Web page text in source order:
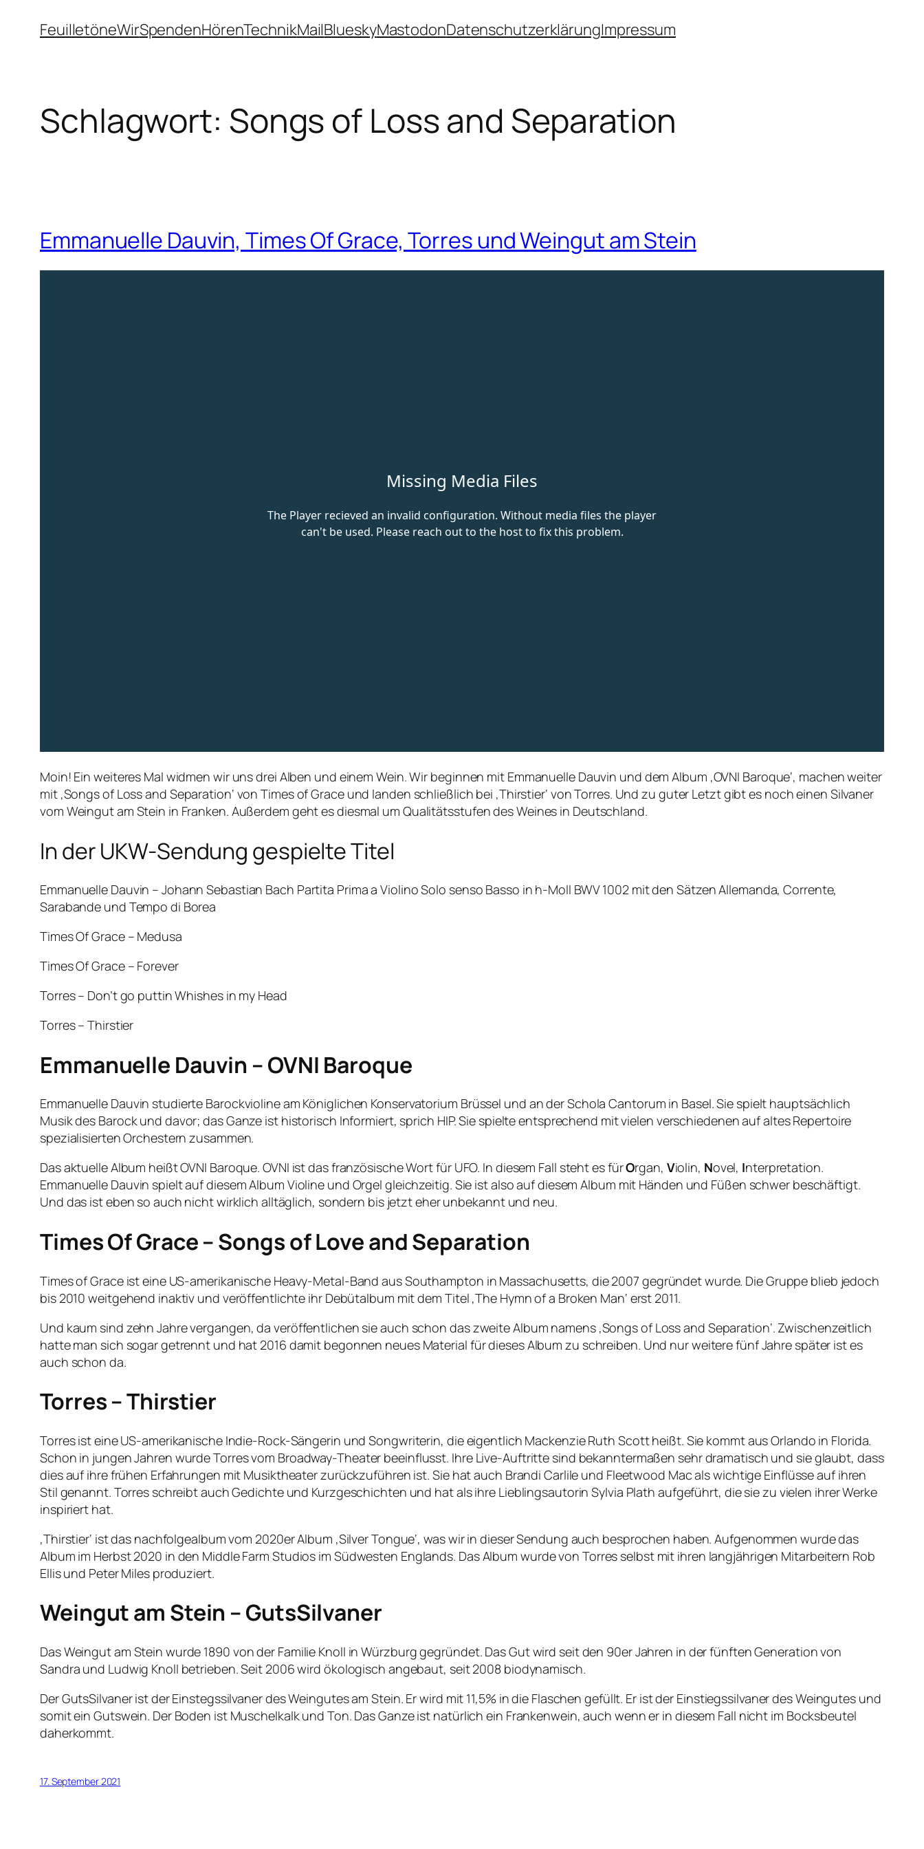
InhaltFeuilletöneWirSpendenHörenTechnikMailBlueskyMastodonDatenschutzerklärungImpressum
Schlagwort: Songs of Loss and Separation
Emmanuelle Dauvin, Times Of Grace, Torres und Weingut am Stein
Moin! Ein weiteres Mal widmen wir uns drei Alben und einem Wein. Wir beginnen mit Emmanuelle Dauvin und dem Album ‚OVNI Baroque‘, machen weiter
mit ‚Songs of Loss and Separation‘ von Times of Grace und landen schließlich bei ‚Thirstier‘ von Torres. Und zu guter Letzt gibt es noch einen Silvaner
vom Weingut am Stein in Franken. Außerdem geht es diesmal um Qualitätsstufen des Weines in Deutschland.
In der UKW-Sendung gespielte Titel
Emmanuelle Dauvin – Johann Sebastian Bach Partita Prima a Violino Solo senso Basso in h-Moll BWV 1002 mit den Sätzen Allemanda, Corrente,
Sarabande und Tempo di Borea
Times Of Grace – Medusa
Times Of Grace – Forever
Torres – Don’t go puttin Whishes in my Head
Torres – Thirstier
Emmanuelle Dauvin – OVNI Baroque
Emmanuelle Dauvin studierte Barockvioline am Königlichen Konservatorium Brüssel und an der Schola Cantorum in Basel. Sie spielt hauptsächlich
Musik des Barock und davor; das Ganze ist historisch Informiert, sprich HIP. Sie spielte entsprechend mit vielen verschiedenen auf altes Repertoire
spezialisierten Orchestern zusammen.
Das aktuelle Album heißt OVNI Baroque. OVNI ist das französische Wort für UFO. In diesem Fall steht es fürOrgan, Violin, Novel, Interpretation.
Emmanuelle Dauvin spielt auf diesem Album Violine und Orgel gleichzeitig. Sie ist also auf diesem Album mit Händen und Füßen schwer beschäftigt.
Und das ist eben so auch nicht wirklich alltäglich, sondern bis jetzt eher unbekannt und neu.
Times Of Grace – Songs of Love and Separation
Times of Grace ist eine US-amerikanische Heavy-Metal-Band aus Southampton in Massachusetts, die 2007 gegründet wurde. Die Gruppe blieb jedoch
bis 2010 weitgehend inaktiv und veröffentlichte ihr Debütalbum mit dem Titel ‚The Hymn of a Broken Man‘ erst 2011.
Und kaum sind zehn Jahre vergangen, da veröffentlichen sie auch schon das zweite Album namens ‚Songs of Loss and Separation‘. Zwischenzeitlich
hatte man sich sogar getrennt und hat 2016 damit begonnen neues Material für dieses Album zu schreiben. Und nur weitere fünf Jahre später ist es
auch schon da.
Torres – Thirstier
Torres ist eine US-amerikanische Indie-Rock-Sängerin und Songwriterin, die eigentlich Mackenzie Ruth Scott heißt. Sie kommt aus Orlando in Florida.
Schon in jungen Jahren wurde Torres vom Broadway-Theater beeinflusst. Ihre Live-Auftritte sind bekanntermaßen sehr dramatisch und sie glaubt, dass
dies auf ihre frühen Erfahrungen mit Musiktheater zurückzuführen ist. Sie hat auch Brandi Carlile und Fleetwood Mac als wichtige Einflüsse auf ihren
Stil genannt. Torres schreibt auch Gedichte und Kurzgeschichten und hat als ihre Lieblingsautorin Sylvia Plath aufgeführt, die sie zu vielen ihrer Werke
inspiriert hat.
‚Thirstier‘ ist das nachfolgealbum vom 2020er Album ‚Silver Tongue‘, was wir in dieser Sendung auch besprochen haben. Aufgenommen wurde das
Album im Herbst 2020 in den Middle Farm Studios im Südwesten Englands. Das Album wurde von Torres selbst mit ihren langjährigen Mitarbeitern Rob
Ellis und Peter Miles produziert.
Weingut am Stein – GutsSilvaner
Das Weingut am Stein wurde 1890 von der Familie Knoll in Würzburg gegründet. Das Gut wird seit den 90er Jahren in der fünften Generation von
Sandra und Ludwig Knoll betrieben. Seit 2006 wird ökologisch angebaut, seit 2008 biodynamisch.
Der GutsSilvaner ist der Einstegssilvaner des Weingutes am Stein. Er wird mit 11,5% in die Flaschen gefüllt. Er ist der Einstiegssilvaner des Weingutes und
somit ein Gutswein. Der Boden ist Muschelkalk und Ton. Das Ganze ist natürlich ein Frankenwein, auch wenn er in diesem Fall nicht im Bocksbeutel
daherkommt.
17. September 2021